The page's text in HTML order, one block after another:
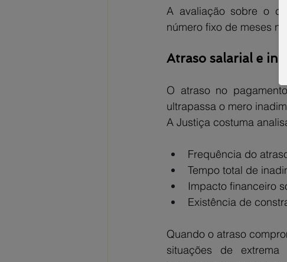
A avaliação sobre o
número fixo de meses
Atraso salarial e
O atraso no
ultrapassa o mero
A Justiça costuma
Frequência do
Tempo total de
Impacto financeiro
Existência de
Quando o atraso
situações de